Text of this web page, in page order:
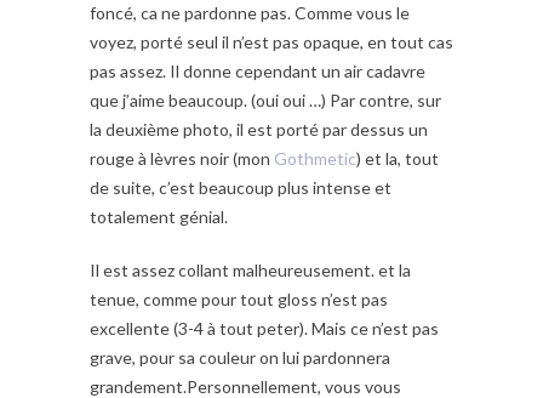
foncé, ca ne pardonne pas. Comme vous le
voyez, porté seul il n’est pas opaque, en tout cas
pas assez. Il donne cependant un air cadavre
que j’aime beaucoup. (oui oui …) Par contre, sur
la deuxième photo, il est porté par dessus un
rouge à lèvres noir (mon Gothmetic) et la, tout
de suite, c’est beaucoup plus intense et
totalement génial.
Il est assez collant malheureusement. et la
tenue, comme pour tout gloss n’est pas
excellente (3-4 à tout peter). Mais ce n’est pas
grave, pour sa couleur on lui pardonnera
grandement.Personnellement, vous vous